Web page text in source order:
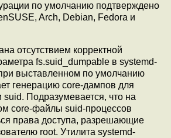
по умолчанию подтверждено
Arch, Debian, Fedora и
отсутствием корректной
fs.suid_dumpable в systemd-
выставленном по умолчанию
генерацию core-дампов для
Подразумевается, что на
core-файлы suid-процессов
права доступа, разрешающие
root. Утилита systemd-